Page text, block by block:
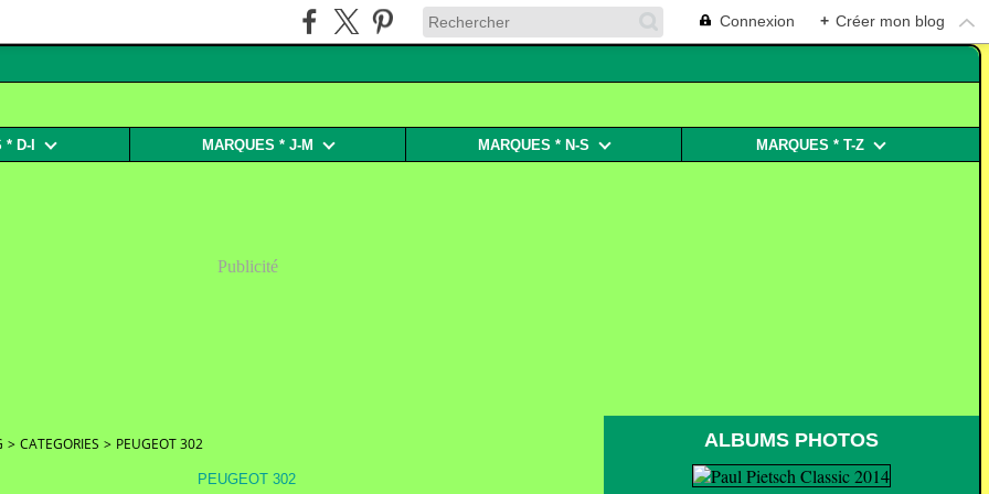
Connexion + Créer mon blog
* D-I MARQUES * J-M MARQUES * N-S MARQUES * T-Z
Publicité
> CATEGORIES > PEUGEOT 302
PEUGEOT 302
ALBUMS PHOTOS